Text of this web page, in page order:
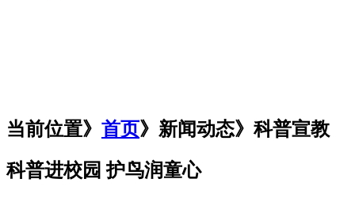
当前位置》 首页》 新闻动态》科普宣教
科普进校园 护鸟润童心